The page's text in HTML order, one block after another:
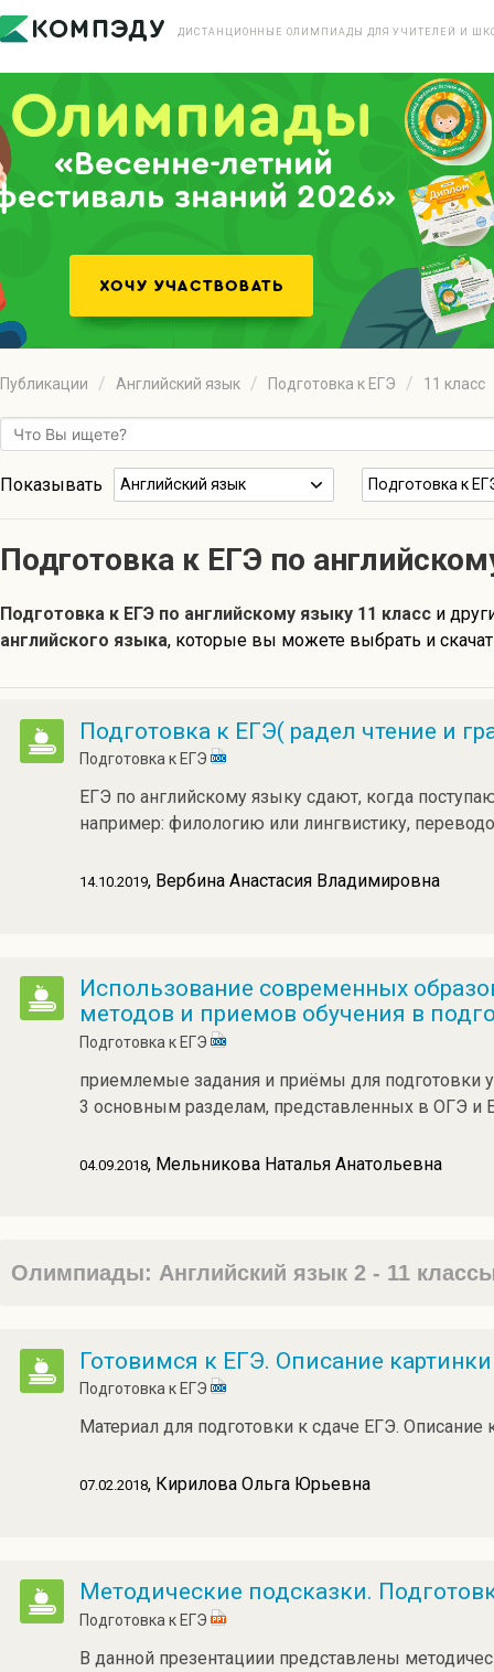
ДИСТАНЦИОННЫЕ ОЛИМПИАДЫ ДЛЯ УЧИТЕЛЕЙ И
«Весенне-летний
знаний 2026»
Публикации Английский язык Подготовка к ЕГЭ 11 класс
Показывать Английский язык Подготовка к
Подготовка к ЕГЭ по
Подготовка к ЕГЭ по английскому языку 11 класс и
английского языка, которые вы можете выбрать и
Подготовка к ЕГЭ( радел чтение и
Подготовка к ЕГЭ
ЕГЭ по английскому языку сдают, когда
например: филологию или лингвистику,
14.10.2019, Вербина Анастасия Владимировна
Использование современных
методов и приемов обучения в
Подготовка к ЕГЭ
приемлемые задания и приёмы для подготовки
3 основным разделам, представленных в ОГЭ и
04.09.2018, Мельникова Наталья Анатольевна
Олимпиады: Английский язык 2 - 11
Готовимся к ЕГЭ. Описание
Подготовка к ЕГЭ
Материал для подготовки к сдаче ЕГЭ.
07.02.2018, Кирилова Ольга Юрьевна
Методические подсказки.
Подготовка к ЕГЭ
В данной презентациии представлены